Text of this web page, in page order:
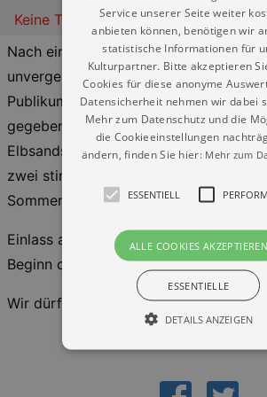
Keine Termine
Nach einer Doppelshow im August
unvergesslichen Erinnerungen und
Publikum, welches Schiller unheimlich
gegeben hat, zieht es ihn wieder „in
Elbsandsteingebirge“ und er freut
zwei stimmungsvolle Abende und
Sommernächte mit Euch in dieser
Einlass ab 18:30 Uhr
Beginn ca. 20:00 Uhr
Wir dürfen auf zwei unglaubliche
Service unserer Seite weiter
anbieten können, benötigen wir
statistische Informationen für
Kulturpartner. Bitte akzeptieren
Cookies für diese anonyme
Datensicherheit nehmen wir dabei
Mehr zum Datenschutz und die
die Cookieeinstellungen
ändern, finden Sie hier: Mehr zum
ESSENTIELL
ALLE COOKIES AKZEPTIEREN
ESSENTIELLE
DETAILS ANZEIGEN
Essentiell Performance